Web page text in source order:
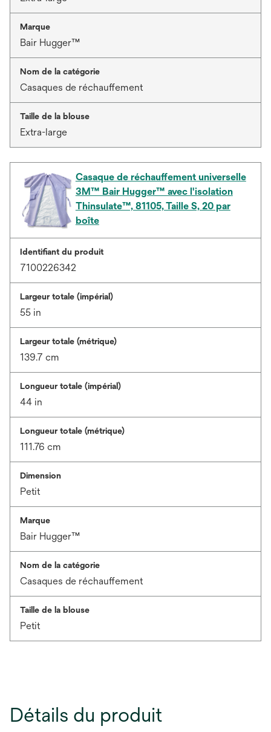
Marque
Bair Hugger™
Nom de la catégorie
Casaques de réchauffement
Taille de la blouse
Extra-large
Casaque de réchauffement universelle
3M™ Bair Hugger™ avec l'isolation
Thinsulate™, 81105, Taille S, 20 par
boîte
Identifiant du produit
7100226342
Largeur totale (impérial)
55 in
Largeur totale (métrique)
139.7 cm
Longueur totale (impérial)
44 in
Longueur totale (métrique)
111.76 cm
Dimension
Petit
Marque
Bair Hugger™
Nom de la catégorie
Casaques de réchauffement
Taille de la blouse
Petit
Détails du produit